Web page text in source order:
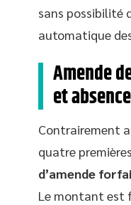
sans possibilité
automatique
Amende
et
Contrairement
quatre
d’amende
Le montant est